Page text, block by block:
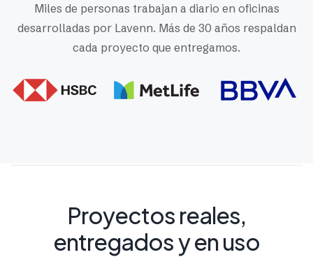
Miles de personas trabajan a diario en oficinas
desarrolladas por Lavenn. Más de 30 años respaldan
cada proyecto que entregamos.
Proyectos reales,
entregados y en uso